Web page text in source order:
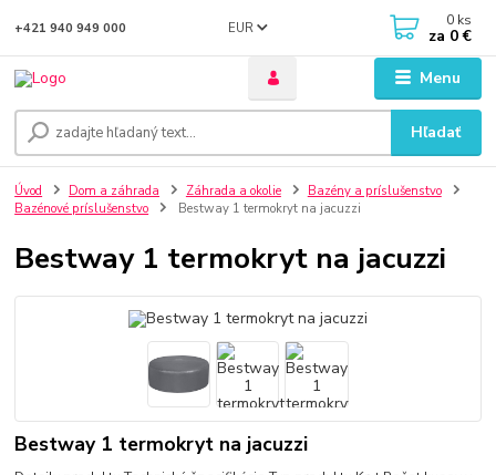
Menu
EUR
Hľadať
+421 940 949 000 0 ks
za 0 €
Úvod Dom a záhrada Záhrada a okolie
Bazény a príslušenstvo
Bazénové príslušenstvo
Bestway 1 termokryt na jacuzzi
Bestway 1 termokryt na jacuzzi
Bestway 1 termokryt na jacuzzi